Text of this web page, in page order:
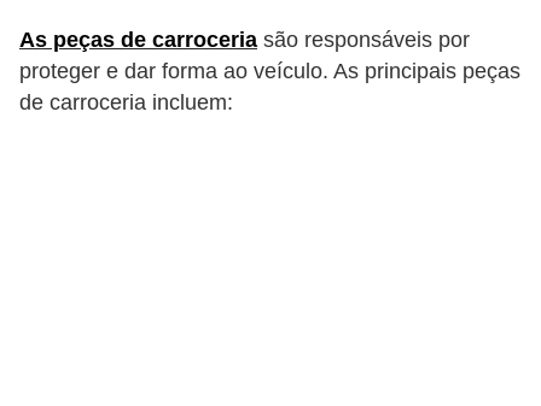
As peças de carroceria são responsáveis por
proteger e dar forma ao veículo. As principais peças
de carroceria incluem:
i
v
a